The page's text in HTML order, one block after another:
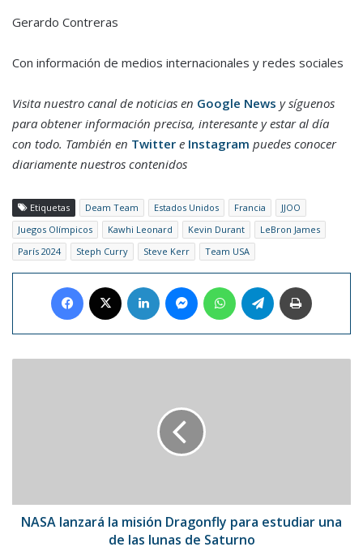
Gerardo Contreras
Con información de medios internacionales y redes sociales
Visita nuestro canal de noticias en Google News y síguenos
para obtener información precisa, interesante y estar al día
con todo. También en Twitter e Instagram puedes conocer
diariamente nuestros contenidos
Etiquetas Deam Team Estados Unidos Francia
JJOO
Juegos Olímpicos
Kawhi Leonard Kevin Durant
LeBron James
París 2024
Steph Curry Steve Kerr Team USA
Facebook LinkedIn MessengerWhatsAppTelegram
de
lasNASA lanzará la misión Dragonfly para estudiar una
de las lunas de Saturno